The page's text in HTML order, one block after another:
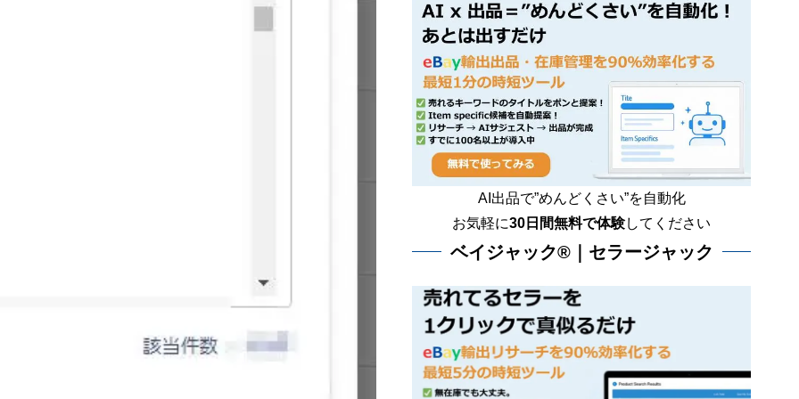
AI出品で”めんどくさい”を自動化
お気軽に30日間無料で体験してください
ベイジャック®｜セラージャック